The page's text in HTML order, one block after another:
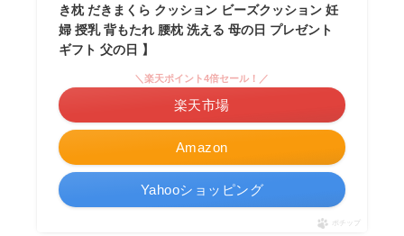
き枕 だきまくら クッション ビーズクッション 妊
婦 授乳 背もたれ 腰枕 洗える 母の日 プレゼント
ギフト 父の日 】
Amazon
＼楽天ポイント4倍セール！／
楽天市場
Yahooショッピング
ポチップ